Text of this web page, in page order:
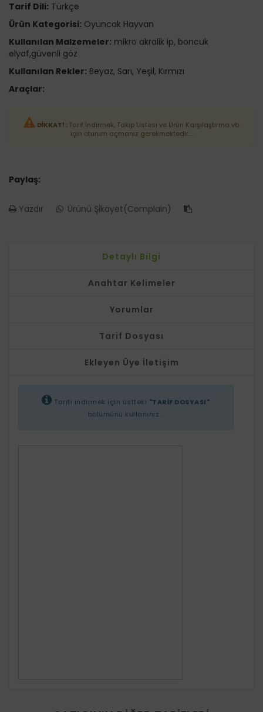
Tarif Dili: Türkçe
Ürün Kategorisi: Oyuncak Hayvan
Kullanılan Malzemeler: mikro akralik ip, boncuk
elyaf,güvenli göz
Kullanılan Rekler: Beyaz, Sarı, Yeşil, Kırmızı
Araçlar:
DİKKAT! :Tarif İndirmek, Takip Listesi ve Ürün Karşılaştırma vb.
için oturum açmanız gerekmektedir....
Paylaş:
Yazdır Ürünü Şikayet(Complain)
Detaylı Bilgi
Anahtar Kelimeler
Yorumlar
Tarif Dosyası
Ekleyen Üye İletişim
Tarifi indirmek için üstteki "TARİF DOSYASI"
bölümünü kullanınız...